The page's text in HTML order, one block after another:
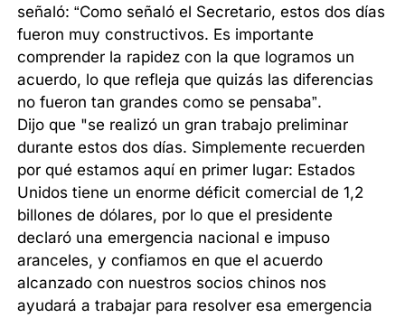
señaló: “Como señaló el Secretario, estos dos días
fueron muy constructivos. Es importante
comprender la rapidez con la que logramos un
acuerdo, lo que refleja que quizás las diferencias
no fueron tan grandes como se pensaba”.
Dijo que "se realizó un gran trabajo preliminar
durante estos dos días. Simplemente recuerden
por qué estamos aquí en primer lugar: Estados
Unidos tiene un enorme déficit comercial de 1,2
billones de dólares, por lo que el presidente
declaró una emergencia nacional e impuso
aranceles, y confiamos en que el acuerdo
alcanzado con nuestros socios chinos nos
ayudará a trabajar para resolver esa emergencia